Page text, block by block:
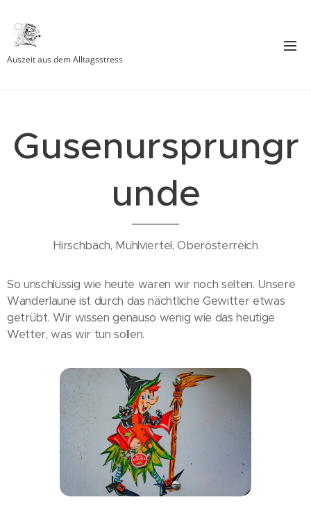
Auszeit aus dem Alltagsstress
Gusenursprungr
unde
Hirschbach, Mühlviertel, Oberösterreich
So unschlüssig wie heute waren wir noch selten. Unsere
Wanderlaune ist durch das nächtliche Gewitter etwas
getrübt. Wir wissen genauso wenig wie das heutige
Wetter, was wir tun sollen.